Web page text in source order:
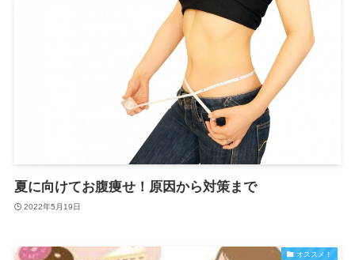
夏に向けてお腹痩せ！原因から対策まで
2022年5月19日
オススメ！